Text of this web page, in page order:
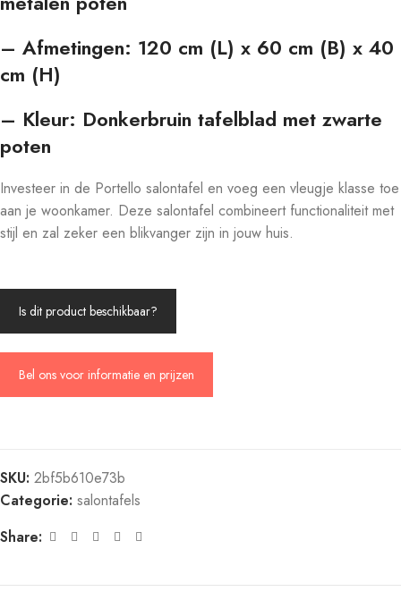
– Afmetingen: 120 cm (L) x 60 cm (B) x 40
cm (H)
– Kleur: Donkerbruin tafelblad met zwarte
poten
Investeer in de Portello salontafel en voeg een vleugje klasse toe
aan je woonkamer. Deze salontafel combineert functionaliteit met
stijl en zal zeker een blikvanger zijn in jouw huis.
Is dit product beschikbaar?
Bel ons voor informatie en prijzen
SKU: 2bf5b610e73b
Categorie: salontafels
Share: